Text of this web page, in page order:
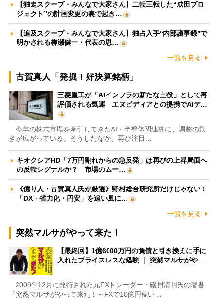
【独走スクープ・みんなで大家さん】二転三転した“成田プロ
ジェクト”の計画変更の裏で起き…
【追及スクープ・みんなで大家さん】独占入手“内部議事録”で
明かされる柳瀬健一・代表の思…
一覧を見る
古賀真人「発掘！好決算銘柄」
三菱重工が「AIインフラの新たな主役」として再
評価される気運 エヌビディアとの提携でAIデ…
今年の株式市場を牽引してきたAI・半導体関連株に、調整の動
きが広がっている。そうしたなか、再び注目…
キオクシアHD「7万円割れからの急反発」は再びの上昇局面へ
の反転シグナルか？ 市場のムー…
《億り人・古賀真人氏が厳選》野村総合研究所だけじゃない！
「DX・省力化・円安」を追い風に…
一覧を見る
突然マルサがやって来た！
【最終回】1億6000万円の負債と引き換えに手に
入れたプライスレスな経験 ｜ 突然マルサがや…
2009年12月に発行された元FXトレーダー・磯貝清明氏の著書
『突然マルサがやって来た！～FXで10億円稼い…